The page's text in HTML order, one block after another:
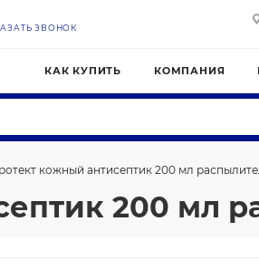
ЗВОНОК
КАК КУПИТЬ КОМПАНИЯ
кожный антисептик 200 мл
200 мл